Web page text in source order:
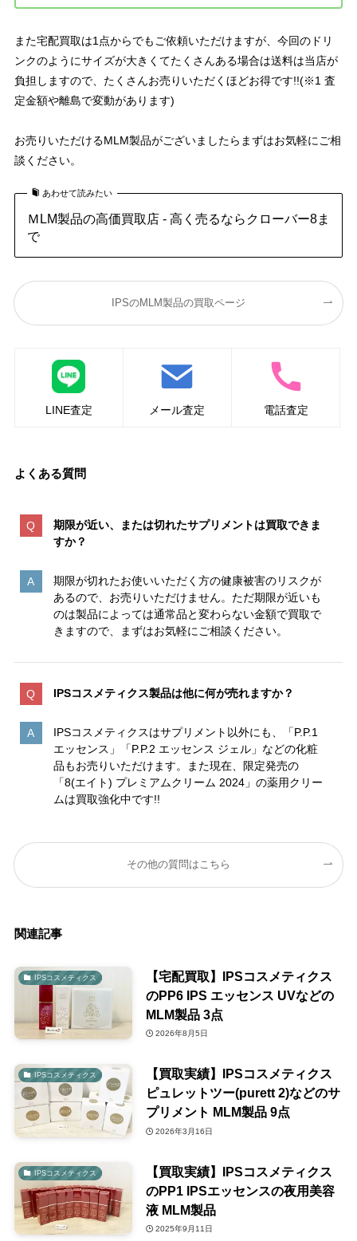
また宅配買取は1点からでもご依頼いただけますが、今回のドリ
ンクのようにサイズが大きくてたくさんある場合は送料は当店が
負担しますので、たくさんお売りいただくほどお得です!!(※1 査
定金額や離島で変動があります)
お売りいただけるMLM製品がございましたらまずはお気軽にご相
談ください。
あわせて読みたい
ＭLM製品の高価買取店 - 高く売るならクローバー8ま
で
IPSのMLM製品の買取ページ
LINE査定 メール査定 電話査定
よくある質問
期限が近い、または切れたサプリメントは買取できま
すか？
期限が切れたお使いいただく方の健康被害のリスクが
あるので、お売りいただけません。ただ期限が近いも
のは製品によっては通常品と変わらない金額で買取で
きますので、まずはお気軽にご相談ください。
IPSコスメティクス製品は他に何が売れますか？
IPSコスメティクスはサプリメント以外にも、「P.P.1
エッセンス」「P.P.2 エッセンス ジェル」などの化粧
品もお売りいただけます。また現在、限定発売の
「8(エイト) プレミアムクリーム 2024」の薬用クリー
ムは買取強化中です!!
その他の質問はこちら
関連記事
IPSコスメティクス
【宅配買取】IPSコスメティクス
のPP6 IPS エッセンス UVなどの
MLM製品 3点
2026年8月5日
IPSコスメティクス
【買取実績】IPSコスメティクス
ピュレットツー(purett 2)などのサ
プリメント MLM製品 9点
2026年3月16日
IPSコスメティクス
【買取実績】IPSコスメティクス
のPP1 IPSエッセンスの夜用美容
液 MLM製品
2025年9月11日